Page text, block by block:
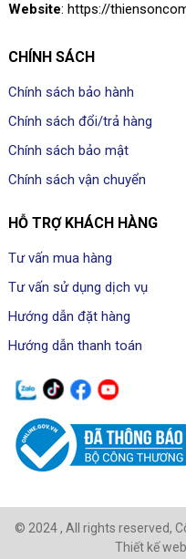
Website: https://
CHÍNH SÁCH
Chính sách bảo hành
Chính sách đổi/trả hàng
Chính sách bảo mật
Chính sách vận chuyển
HỖ TRỢ KHÁCH HÀNG
Tư vấn mua hàng
Tư vấn sử dụng dịch vụ
Hướng dẫn đặt hàng
Hướng dẫn thanh toán
© 2024 , All rights reserved,
Thiết kế